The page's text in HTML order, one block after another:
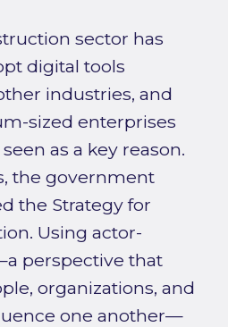
sector has
digital tools
industries, and
sized enterprises
as a key reason.
the government
the Strategy for
Using actor-
perspective that
organizations, and
one another—